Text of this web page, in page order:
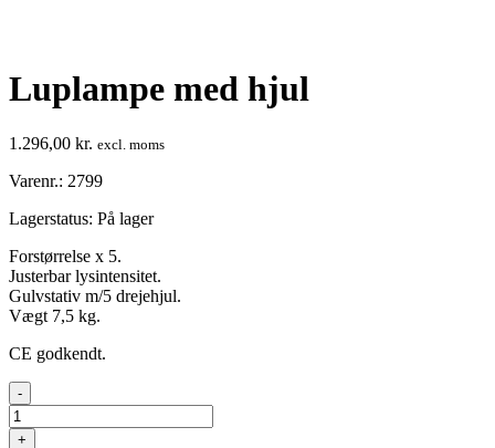
Luplampe med hjul
1.296,00 kr. excl. moms
Varenr.: 2799
Lagerstatus: På lager
Forstørrelse x 5.
Justerbar lysintensitet.
Gulvstativ m/5 drejehjul.
Vægt 7,5 kg.
CE godkendt.
Luplampe
med
hjul
-
+